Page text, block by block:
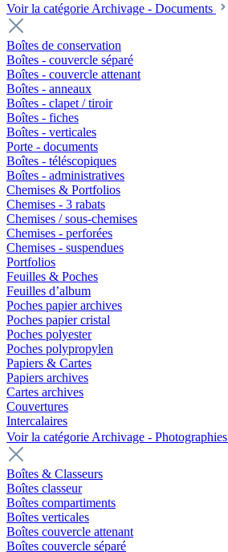
Voir la catégorie Archivage - Documents
Boîtes de conservation
Boîtes - couvercle séparé
Boîtes - couvercle attenant
Boîtes - anneaux
Boîtes - clapet / tiroir
Boîtes - fiches
Boîtes - verticales
Porte - documents
Boîtes - téléscopiques
Boîtes - administratives
Chemises & Portfolios
Chemises - 3 rabats
Chemises / sous-chemises
Chemises - perforées
Chemises - suspendues
Portfolios
Feuilles & Poches
Feuilles d’album
Poches papier archives
Poches papier cristal
Poches polyester
Poches polypropylen
Papiers & Cartes
Papiers archives
Cartes archives
Couvertures
Intercalaires
Voir la catégorie Archivage - Photographies
Boîtes & Classeurs
Boîtes classeur
Boîtes compartiments
Boîtes verticales
Boîtes couvercle attenant
Boîtes couvercle séparé